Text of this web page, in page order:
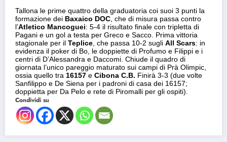
Tallona le prime quattro della graduatoria coi suoi 3 punti la
formazione dei Baxaico DOC , che di misura passa contro
l’Atletico Mancoguei: 5-4 il risultato finale con tripletta di
Pagani e un gol a testa per Greco e Sacco. Prima vittoria
stagionale per il Teplice , che passa 10-2 sugli All Scars: in
evidenza il poker di Bo, le doppiette di Profumo e Filippi e i
centri di D’Alessandra e Daccomi. Chiude il quadro di
giornata l’unico pareggio maturato sui campi di Prà Olimpic,
ossia quello tra 16157 e Cibona C.B. Finirà 3-3 (due volte
Sanfilippo e De Siena per i padroni di casa dei 16157;
doppietta per Da Pelo e rete di Piromalli per gli ospiti).
Condividi su